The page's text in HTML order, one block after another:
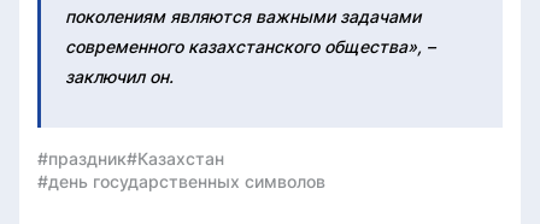
поколениям являются важными задачами
современного казахстанского общества», –
заключил он.
#праздник#Казахстан
#день государственных символов